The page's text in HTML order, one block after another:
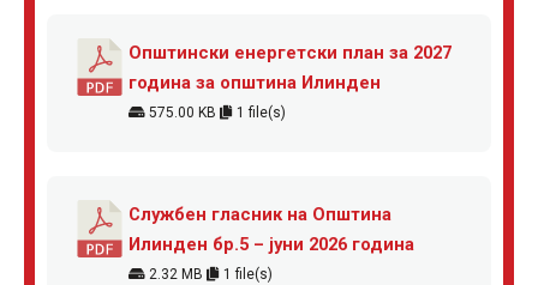
Општински енергетски план за 2027
година за општина Илинден
575.00 KB 1 file(s)
Службен гласник на Општина
Илинден бр.5 – јуни 2026 година
2.32 MB 1 file(s)